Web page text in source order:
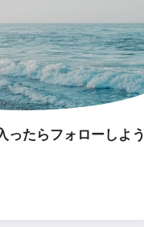
ったらフォローしよう